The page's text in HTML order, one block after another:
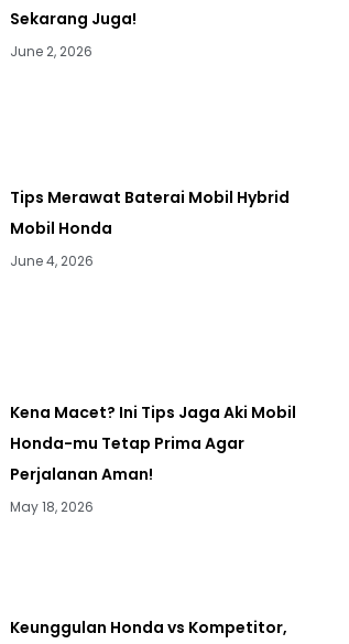
Sekarang Juga!
June 2, 2026
Tips Merawat Baterai Mobil Hybrid
Mobil Honda
June 4, 2026
Kena Macet? Ini Tips Jaga Aki Mobil
Honda-mu Tetap Prima Agar
Perjalanan Aman!
May 18, 2026
Keunggulan Honda vs Kompetitor,